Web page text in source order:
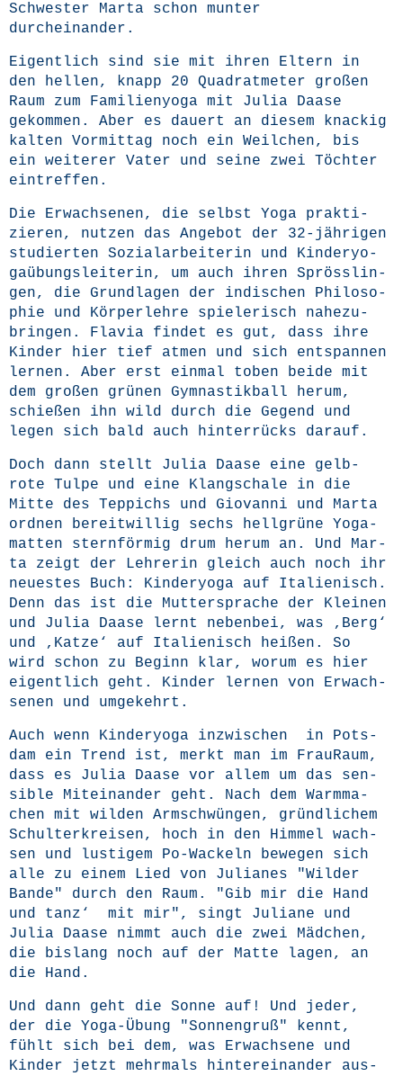
Schwes­ter Mar­ta schon mun­ter
durcheinander.
Eigent­lich sind sie mit ihren Eltern in
den hel­len, knapp 20 Qua­drat­me­ter gro­ßen
Raum zum Fami­li­en­yo­ga mit Julia Daa­se
gekom­men. Aber es dau­ert an die­sem kna­ckig
kal­ten Vor­mit­tag noch ein Weil­chen, bis
ein wei­te­rer Vater und sei­ne zwei Töch­ter
eintreffen.
Die Erwach­se­nen, die selbst Yoga prak­ti­
zie­ren, nut­zen das Ange­bot der 32-jäh­ri­gen
stu­dier­ten Sozi­al­ar­bei­te­rin und Kin­der­yo­
ga­übungs­lei­te­rin, um auch ihren Spröss­lin­
gen, die Grund­la­gen der indi­schen Phi­lo­so­
phie und Kör­per­leh­re spie­le­risch nahe­zu­
brin­gen. Fla­via fin­det es gut, dass ihre
Kin­der hier tief atmen und sich ent­span­nen
ler­nen. Aber erst ein­mal toben bei­de mit
dem gro­ßen grü­nen Gym­nas­tik­ball her­um,
schie­ßen ihn wild durch die Gegend und
legen sich bald auch hin­ter­rücks darauf.
Doch dann stellt Julia Daa­se eine gelb-
rote Tul­pe und eine Klang­scha­le in die
Mit­te des Tep­pichs und Gio­van­ni und Mar­ta
ord­nen bereit­wil­lig sechs hell­grü­ne Yoga­
mat­ten stern­för­mig drum her­um an. Und Mar­
ta zeigt der Leh­re­rin gleich auch noch ihr
neu­es­tes Buch: Kin­der­yo­ga auf Ita­lie­nisch.
Denn das ist die Mut­ter­spra­che der Klei­nen
und Julia Daa­se lernt neben­bei, was ‚Berg‘
und ‚Kat­ze‘ auf Ita­lie­nisch hei­ßen. So
wird schon zu Beginn klar, wor­um es hier
eigent­lich geht. Kin­der ler­nen von Erwach­
se­nen und umgekehrt.
Auch wenn Kin­der­yo­ga inzwi­schen in Pots­
dam ein Trend ist, merkt man im Frau­Raum,
dass es Julia Daa­se vor allem um das sen­
si­ble Mit­ein­an­der geht. Nach dem Warm­ma­
chen mit wil­den Arm­schwün­gen, gründ­li­chem
Schul­ter­krei­sen, hoch in den Him­mel wach­
sen und lus­ti­gem Po-Wackeln bewe­gen sich
alle zu einem Lied von Julia­nes "Wil­der
Ban­de" durch den Raum. "Gib mir die Hand
und tanz‘ mit mir", singt Julia­ne und
Julia Daa­se nimmt auch die zwei Mäd­chen,
die bis­lang noch auf der Mat­te lagen, an
die Hand.
Und dann geht die Son­ne auf! Und jeder,
der die Yoga-Übung "Son­nen­gruß" kennt,
fühlt sich bei dem, was Erwach­se­ne und
Kin­der jetzt mehr­mals hin­ter­ein­an­der aus­